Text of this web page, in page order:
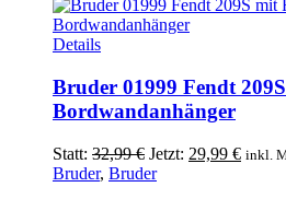
37,99 € 29,99
Details
Bruder 01999 Fendt
Bordwandanhänger
Statt: 32,99€ Ursprünglicher
Preis
Jetzt: 29,99 € inkl.
Bruder, Bruder